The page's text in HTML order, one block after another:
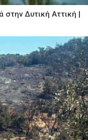
Δυτική Αττική |